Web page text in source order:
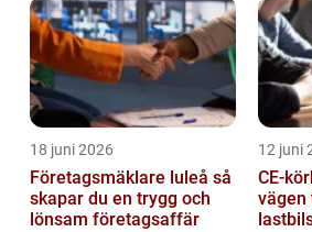
18 juni 2026
Företagsmäklare luleå så
skapar du en trygg och
lönsam företagsaffär
12 juni
CE-
vägen